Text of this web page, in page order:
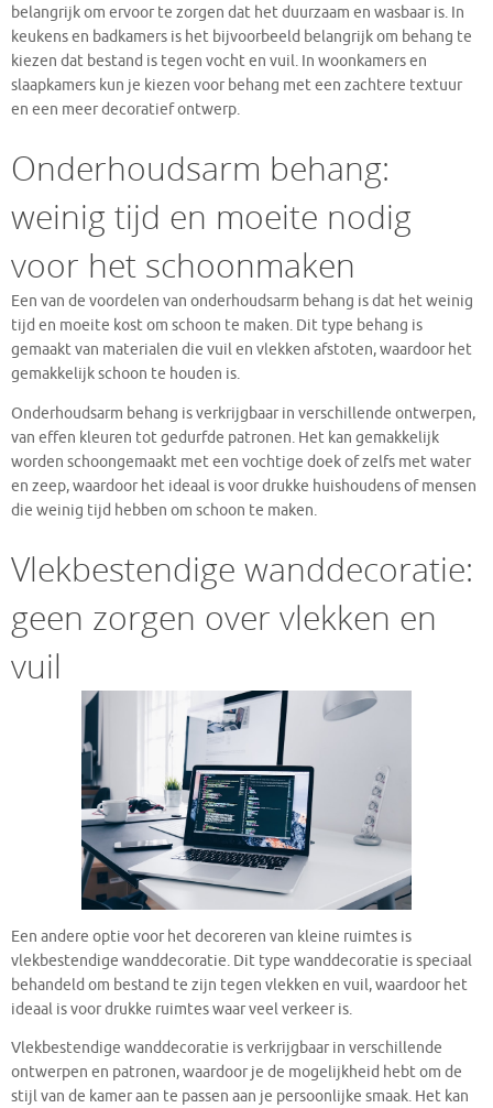
belangrijk om ervoor te zorgen dat het duurzaam en wasbaar is. In
keukens en badkamers is het bijvoorbeeld belangrijk om behang te
kiezen dat bestand is tegen vocht en vuil. In woonkamers en
slaapkamers kun je kiezen voor behang met een zachtere textuur
en een meer decoratief ontwerp.
Onderhoudsarm behang:
weinig tijd en moeite nodig
voor het schoonmaken
Een van de voordelen van onderhoudsarm behang is dat het weinig
tijd en moeite kost om schoon te maken. Dit type behang is
gemaakt van materialen die vuil en vlekken afstoten, waardoor het
gemakkelijk schoon te houden is.
Onderhoudsarm behang is verkrijgbaar in verschillende ontwerpen,
van effen kleuren tot gedurfde patronen. Het kan gemakkelijk
worden schoongemaakt met een vochtige doek of zelfs met water
en zeep, waardoor het ideaal is voor drukke huishoudens of mensen
die weinig tijd hebben om schoon te maken.
Vlekbestendige wanddecoratie:
geen zorgen over vlekken en
vuil
Een andere optie voor het decoreren van kleine ruimtes is
vlekbestendige wanddecoratie. Dit type wanddecoratie is speciaal
behandeld om bestand te zijn tegen vlekken en vuil, waardoor het
ideaal is voor drukke ruimtes waar veel verkeer is.
Vlekbestendige wanddecoratie is verkrijgbaar in verschillende
ontwerpen en patronen, waardoor je de mogelijkheid hebt om de
stijl van de kamer aan te passen aan je persoonlijke smaak. Het kan